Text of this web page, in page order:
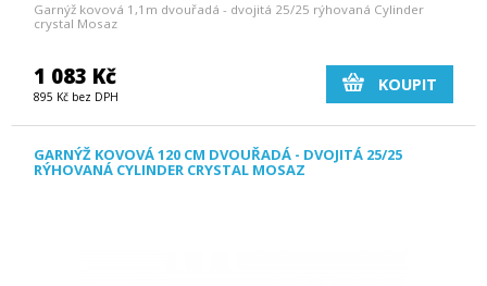
Garnýž kovová 1,1m dvouřadá - dvojitá 25/25 rýhovaná Cylinder
crystal Mosaz
1 083 Kč
895 Kč bez DPH
KOUPIT
GARNÝŽ KOVOVÁ 120 CM DVOUŘADÁ - DVOJITÁ 25/25
RÝHOVANÁ CYLINDER CRYSTAL MOSAZ